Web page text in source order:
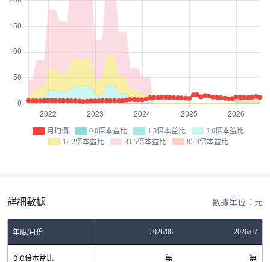
月均價 0.0倍本益比 1.5倍本益比
2.6倍本益比
12.2倍本益比
31.5倍本益比 85.3倍本益比
詳細數據 數據單位：元
年度/月份 2026/06 2026/07
0.0倍本益比 無 無